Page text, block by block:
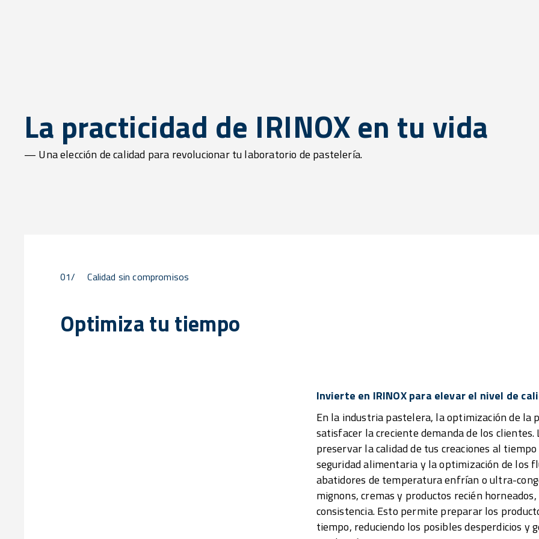
La practicidad de IRINOX en tu vida
— Una elección de calidad para revolucionar tu laboratorio de pastelería.
01/ Calidad sin compromisos
Optimiza tu tiempo
Invierte en IRINOX para elevar el nivel de
En la industria pastelera, la optimización de la
satisfacer la creciente demanda de los
preservar la calidad de tus creaciones al
seguridad alimentaria y la optimización de los
abatidores de temperatura enfrían o ultra-
mignons, cremas y productos recién
consistencia. Esto permite preparar los
tiempo, reduciendo los posibles desperdicios y